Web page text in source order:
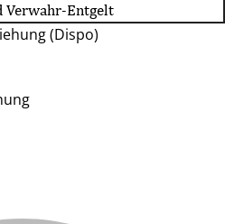
Verwahr-Entgelt
(Dispo)